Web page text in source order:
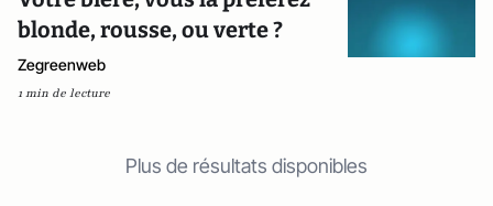
blonde, rousse, ou verte ?
Zegreenweb
1 min de lecture
Plus de résultats disponibles